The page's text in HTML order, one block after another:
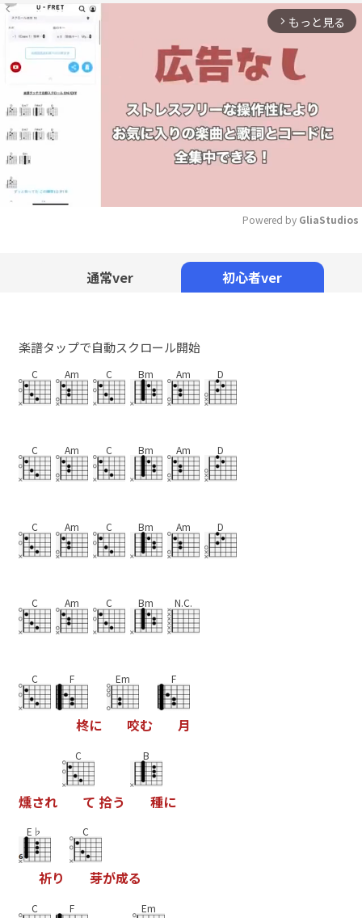
arrow_forward_ios もっと見る
Powered by GliaStudios
通常ver 初心者ver
楽譜タップで自動スクロール開始
C Am C Bm Am D
C Am C Bm Am D
C Am C Bm Am D
C Am C Bm N.C.
C F
柊に
Em
咬む
F
月
燻され
C
て 拾う
B
種に
E♭
祈り
C
芽が成る
C F Em